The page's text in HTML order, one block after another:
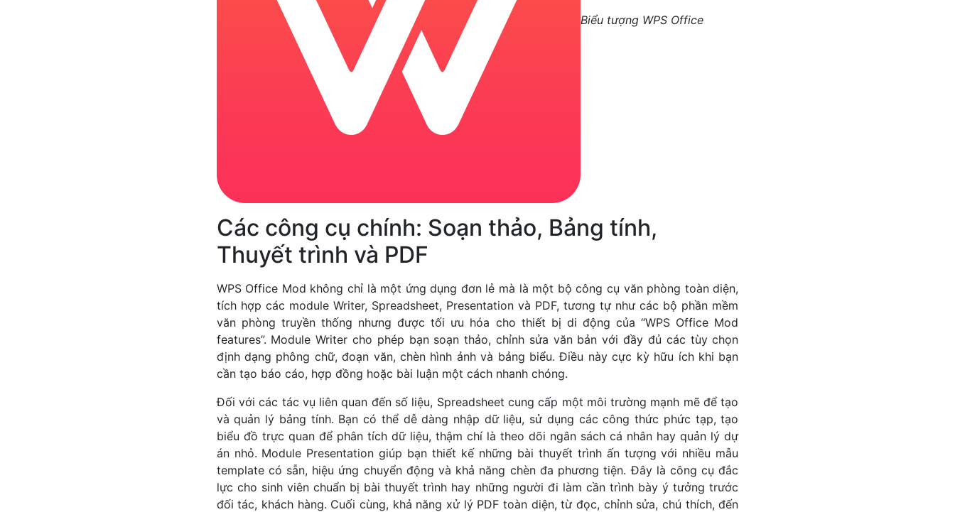
Biểu tượng WPS Office
Các công cụ chính: Soạn thảo, Bảng tính,
Thuyết trình và PDF
WPS Office Mod không chỉ là một ứng dụng đơn lẻ mà là một bộ công cụ văn phòng toàn diện,
tích hợp các module Writer, Spreadsheet, Presentation và PDF, tương tự như các bộ phần mềm
văn phòng truyền thống nhưng được tối ưu hóa cho thiết bị di động của “WPS Office Mod
features”. Module Writer cho phép bạn soạn thảo, chỉnh sửa văn bản với đầy đủ các tùy chọn
định dạng phông chữ, đoạn văn, chèn hình ảnh và bảng biểu. Điều này cực kỳ hữu ích khi bạn
cần tạo báo cáo, hợp đồng hoặc bài luận một cách nhanh chóng.
Đối với các tác vụ liên quan đến số liệu, Spreadsheet cung cấp một môi trường mạnh mẽ để tạo
và quản lý bảng tính. Bạn có thể dễ dàng nhập dữ liệu, sử dụng các công thức phức tạp, tạo
biểu đồ trực quan để phân tích dữ liệu, thậm chí là theo dõi ngân sách cá nhân hay quản lý dự
án nhỏ. Module Presentation giúp bạn thiết kế những bài thuyết trình ấn tượng với nhiều mẫu
template có sẵn, hiệu ứng chuyển động và khả năng chèn đa phương tiện. Đây là công cụ đắc
lực cho sinh viên chuẩn bị bài thuyết trình hay những người đi làm cần trình bày ý tưởng trước
đối tác, khách hàng. Cuối cùng, khả năng xử lý PDF toàn diện, từ đọc, chỉnh sửa, chú thích, đến